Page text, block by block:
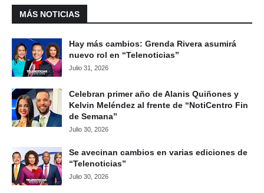
MÁS NOTICIAS
Hay más cambios: Grenda Rivera asumirá
nuevo rol en “Telenoticias”
Julio 31, 2026
Celebran primer año de Alanis Quiñones y
Kelvin Meléndez al frente de “NotiCentro Fin
de Semana”
Julio 30, 2026
Se avecinan cambios en varias ediciones de
“Telenoticias”
Julio 30, 2026